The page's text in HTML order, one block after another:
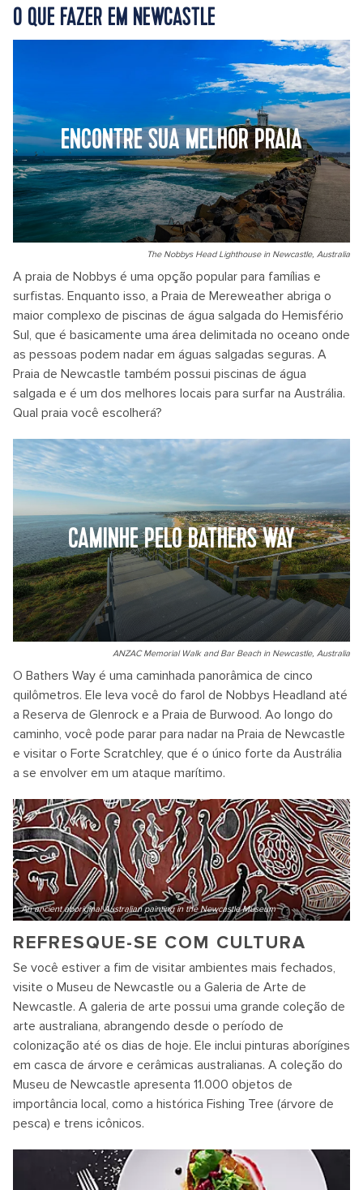
O QUE FAZER EM NEWCASTLE
ENCONTRE SUA MELHOR PRAIA
The Nobbys Head Lighthouse in Newcastle, Australia
A praia de Nobbys é uma opção popular para famílias e
surfistas. Enquanto isso, a Praia de Mereweather abriga o
maior complexo de piscinas de água salgada do Hemisfério
Sul, que é basicamente uma área delimitada no oceano onde
as pessoas podem nadar em águas salgadas seguras. A
Praia de Newcastle também possui piscinas de água
salgada e é um dos melhores locais para surfar na Austrália.
Qual praia você escolherá?
CAMINHE PELO BATHERS WAY
ANZAC Memorial Walk and Bar Beach in Newcastle, Australia
O Bathers Way é uma caminhada panorâmica de cinco
quilômetros. Ele leva você do farol de Nobbys Headland até
a Reserva de Glenrock e a Praia de Burwood. Ao longo do
caminho, você pode parar para nadar na Praia de Newcastle
e visitar o Forte Scratchley, que é o único forte da Austrália
a se envolver em um ataque marítimo.
An ancient aboriginal Australian painting in the Newcastle Museum
REFRESQUE-SE COM CULTURA
Se você estiver a fim de visitar ambientes mais fechados,
visite o Museu de Newcastle ou a Galeria de Arte de
Newcastle. A galeria de arte possui uma grande coleção de
arte australiana, abrangendo desde o período de
colonização até os dias de hoje. Ele inclui pinturas aborígines
em casca de árvore e cerâmicas australianas. A coleção do
Museu de Newcastle apresenta 11.000 objetos de
importância local, como a histórica Fishing Tree (árvore de
pesca) e trens icônicos.